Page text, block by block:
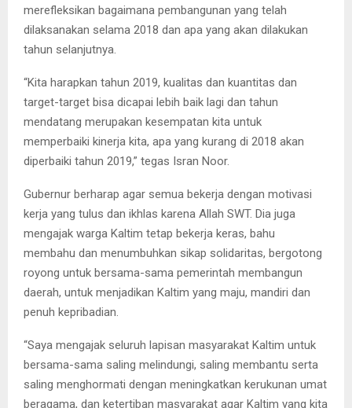
merefleksikan bagaimana pembangunan yang telah
dilaksanakan selama 2018 dan apa yang akan dilakukan
tahun selanjutnya.
“Kita harapkan tahun 2019, kualitas dan kuantitas dan
target-target bisa dicapai lebih baik lagi dan tahun
mendatang merupakan kesempatan kita untuk
memperbaiki kinerja kita, apa yang kurang di 2018 akan
diperbaiki tahun 2019,” tegas Isran Noor.
Gubernur berharap agar semua bekerja dengan motivasi
kerja yang tulus dan ikhlas karena Allah SWT. Dia juga
mengajak warga Kaltim tetap bekerja keras, bahu
membahu dan menumbuhkan sikap solidaritas, bergotong
royong untuk bersama-sama pemerintah membangun
daerah, untuk menjadikan Kaltim yang maju, mandiri dan
penuh kepribadian.
“Saya mengajak seluruh lapisan masyarakat Kaltim untuk
bersama-sama saling melindungi, saling membantu serta
saling menghormati dengan meningkatkan kerukunan umat
beragama, dan ketertiban masyarakat agar Kaltim yang kita